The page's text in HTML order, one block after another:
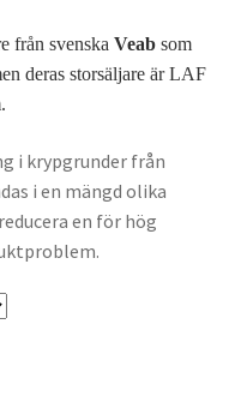
från svenska Veabsom
deras storsäljare är LAF
i krypgrunder från
i en mängd olika
en för hög